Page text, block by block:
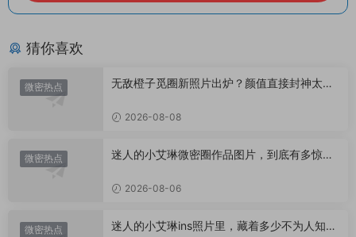
猜你喜欢
微密热点
无敌橙子觅圈新照片出炉？颜值直接封神太惊
2026-08-08
微密热点
迷人的小艾琳微密圈作品图片，到底有多惊
2026-08-06
微密热点
迷人的小艾琳ins照片里，藏着多少不为人知的